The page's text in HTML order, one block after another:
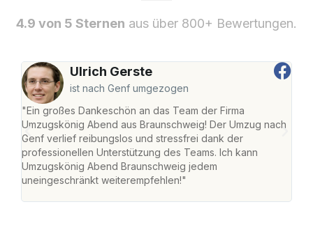
4.9 von 5 Sternen aus über 800+ Bewertungen.
Ulrich Gerste
ist nach Genf umgezogen
"Ein großes Dankeschön an das Team der Firma
Umzugskönig Abend aus Braunschweig! Der Umzug nach
Genf verlief reibungslos und stressfrei dank der
professionellen Unterstützung des Teams. Ich kann
Umzugskönig Abend Braunschweig jedem
uneingeschränkt weiterempfehlen!"